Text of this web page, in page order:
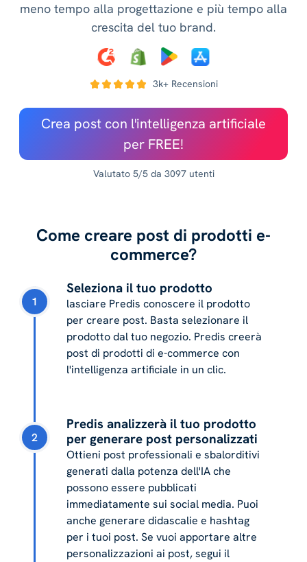
meno tempo alla progettazione e più tempo alla
crescita del tuo brand.
3k+ Recensioni
Crea post con l'intelligenza artificiale
per FREE!
Valutato 5/5 da 3097 utenti
Come creare post di prodotti e-
commerce?
1
Seleziona il tuo prodotto
lasciare Predis conoscere il prodotto
per creare post. Basta selezionare il
prodotto dal tuo negozio. Predis creerà
post di prodotti di e-commerce con
l'intelligenza artificiale in un clic.
2
Predis analizzerà il tuo prodotto
per generare post personalizzati
Ottieni post professionali e sbalorditivi
generati dalla potenza dell'IA che
possono essere pubblicati
immediatamente sui social media. Puoi
anche generare didascalie e hashtag
per i tuoi post. Se vuoi apportare altre
personalizzazioni ai post, segui il